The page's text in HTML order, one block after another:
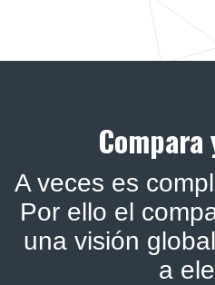
A veces es
Por ello el
una visión
a